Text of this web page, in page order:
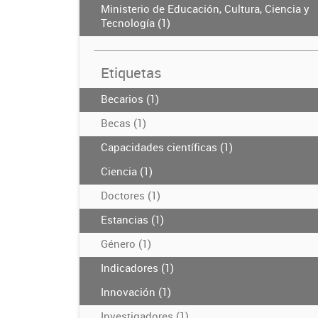
Ministerio de Educación, Cultura, Ciencia y
Tecnología (1)
Etiquetas
Becarios (1)
Becas (1)
Capacidades científicas (1)
Ciencia (1)
Doctores (1)
Estancias (1)
Género (1)
Indicadores (1)
Innovación (1)